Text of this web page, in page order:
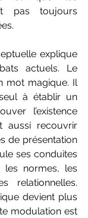
pas toujours
explique
actuels. Le
mot magique. Il
à établir un
l’existence
aussi recouvrir
de présentation
ses conduites
les normes, les
relationnelles.
devient plus
modulation est